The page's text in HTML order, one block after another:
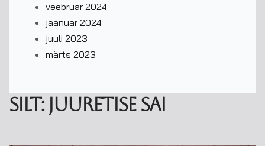
veebruar 2024
jaanuar 2024
juuli 2023
märts 2023
Silt: juuretise sai